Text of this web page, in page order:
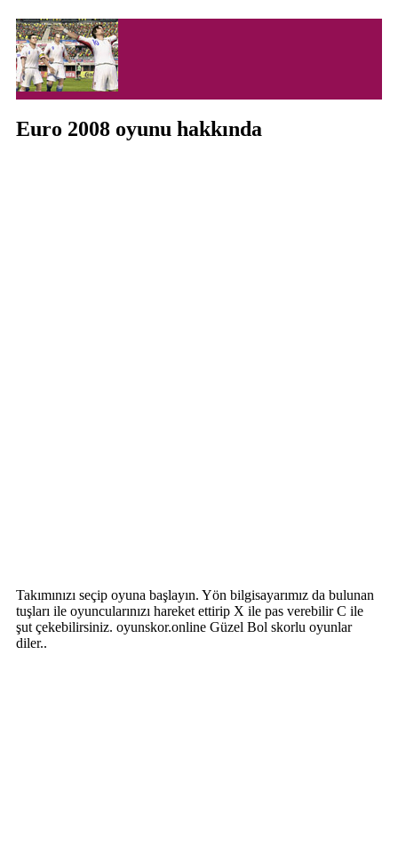
Euro 2008 oyunu hakkında
Takımınızı seçip oyuna başlayın. Yön bilgisayarımız da bulunan
tuşları ile oyuncularınızı hareket ettirip X ile pas verebilir C ile
şut çekebilirsiniz. oyunskor.online Güzel Bol skorlu oyunlar
diler..